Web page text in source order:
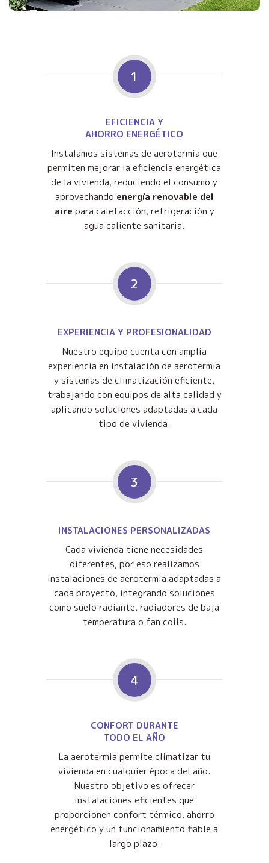
1
EFICIENCIA Y
AHORRO ENERGÉTICO
Instalamos sistemas de aerotermia que
permiten mejorar la eficiencia energética
de la vivienda, reduciendo el consumo y
aprovechando energía renovable del
aire para calefacción, refrigeración y
agua caliente sanitaria.
2
EXPERIENCIA Y PROFESIONALIDAD
Nuestro equipo cuenta con amplia
experiencia en instalación de aerotermia
y sistemas de climatización eficiente,
trabajando con equipos de alta calidad y
aplicando soluciones adaptadas a cada
tipo de vivienda.
3
INSTALACIONES PERSONALIZADAS
Cada vivienda tiene necesidades
diferentes, por eso realizamos
instalaciones de aerotermia adaptadas a
cada proyecto, integrando soluciones
como suelo radiante, radiadores de baja
temperatura o fan coils.
4
CONFORT DURANTE
TODO EL AÑO
La aerotermia permite climatizar tu
vivienda en cualquier época del año.
Nuestro objetivo es ofrecer
instalaciones eficientes que
proporcionen confort térmico, ahorro
energético y un funcionamiento fiable a
largo plazo.